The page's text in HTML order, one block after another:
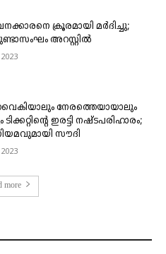
ക്രൂരമായി മർദിച്ചു;
അറസ്റ്റിൽ
വൈകിയാലും നേരത്തെയായാലും
ടിക്കറ്റിന്റെ ഇരട്ടി നഷ്ടപരിഹാരം;
സൗദി
more